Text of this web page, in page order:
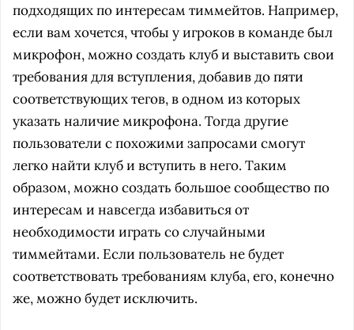
подходящих по интересам тиммейтов. Например,
если вам хочется, чтобы у игроков в команде был
микрофон, можно создать клуб и выставить свои
требования для вступления, добавив до пяти
соответствующих тегов, в одном из которых
указать наличие микрофона. Тогда другие
пользователи с похожими запросами смогут
легко найти клуб и вступить в него. Таким
образом, можно создать большое сообщество по
интересам и навсегда избавиться от
необходимости играть со случайными
тиммейтами. Если пользователь не будет
соответствовать требованиям клуба, его, конечно
же, можно будет исключить.